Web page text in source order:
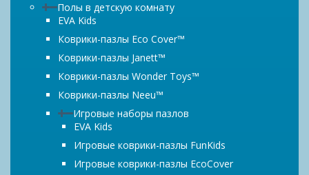
Полы в детскую комнату
EVA Kids
Коврики-пазлы Eco Cover™
Коврики-пазлы Janett™
Коврики-пазлы Wonder Toys™
Коврики-пазлы Neeu™
Игровые наборы пазлов
EVA Kids
Игровые коврики-пазлы FunKids
Игровые коврики-пазлы EcoCover